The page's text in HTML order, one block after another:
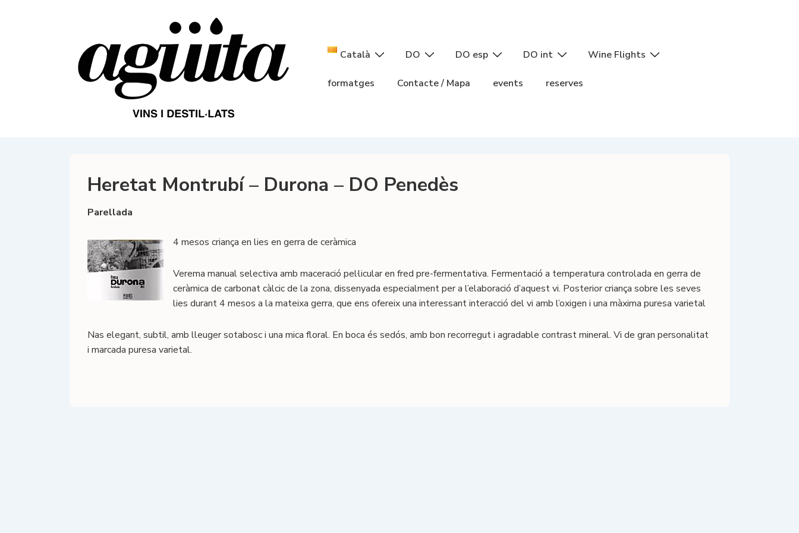
Navegació
principal
Català DO DO esp DO int Wine Flights
formatges Contacte / Mapa events reserves
Heretat Montrubí – Durona – DO Penedès
Parellada
4 mesos criança en lies en gerra de ceràmica
Verema manual selectiva amb maceració pel·licular en fred pre-fermentativa. Fermentació a temperatura controlada en gerra de
ceràmica de carbonat càlcic de la zona, dissenyada especialment per a l’elaboració d’aquest vi. Posterior criança sobre les seves
lies durant 4 mesos a la mateixa gerra, que ens ofereix una interessant interacció del vi amb l’oxigen i una màxima puresa varietal
Nas elegant, subtil, amb lleuger sotabosc i una mica floral. En boca és sedós, amb bon recorregut i agradable contrast mineral. Vi de gran personalitat
i marcada puresa varietal.